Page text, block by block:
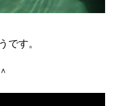
です。